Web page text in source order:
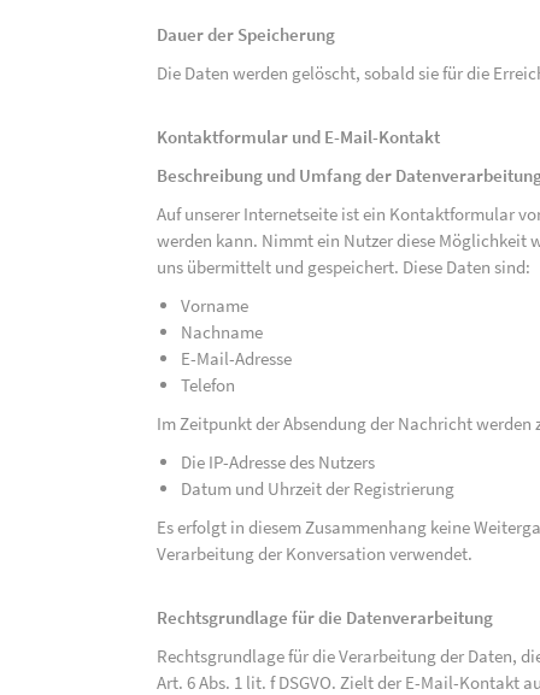
Dauer der Speicherung
Die Daten werden gelöscht, sobald sie für die
Kontaktformular und E-Mail-Kontakt
Beschreibung und Umfang der
Auf unserer Internetseite ist ein Kontaktformular
werden kann. Nimmt ein Nutzer diese Möglichkeit
uns übermittelt und gespeichert. Diese Daten sind:
Vorname
Nachname
E-Mail-Adresse
Telefon
Im Zeitpunkt der Absendung der Nachricht werden
Die IP-Adresse des Nutzers
Datum und Uhrzeit der Registrierung
Es erfolgt in diesem Zusammenhang keine
Verarbeitung der Konversation verwendet.
Rechtsgrundlage für die Datenverarbeitung
Rechtsgrundlage für die Verarbeitung der Daten,
Art. 6 Abs. 1 lit. f DSGVO. Zielt der E-Mail-Kontakt